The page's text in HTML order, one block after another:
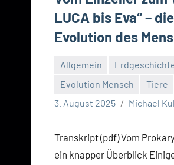
LUCA bis Eva“ –
Evolution des
Allgemein
Evolution Mensch
Tiere
3. August 2025
Michael
Transkript (pdf) Vom
ein knapper Überblick